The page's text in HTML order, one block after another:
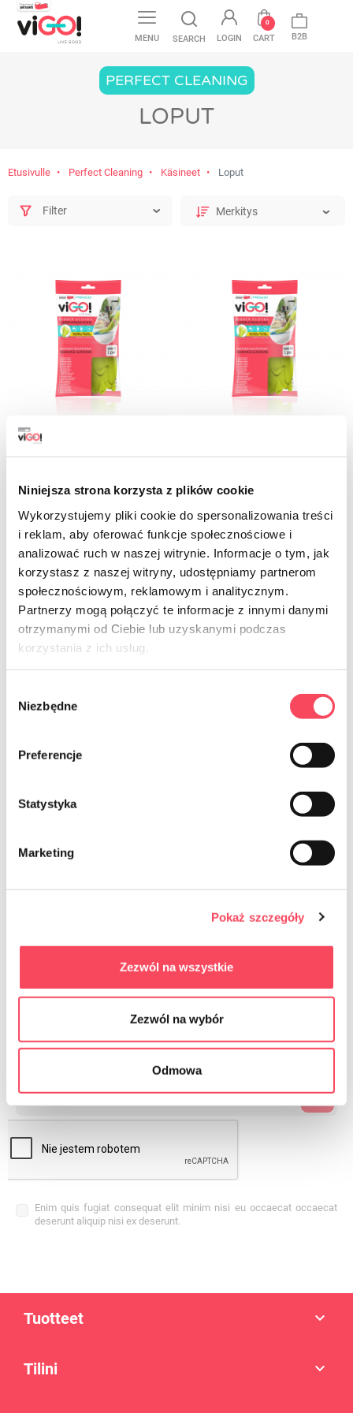
Niniejsza strona korzysta z plików cookie
Wykorzystujemy pliki cookie do spersonalizowania treści
i reklam, aby oferować funkcje społecznościowe i
analizować ruch w naszej witrynie. Informacje o tym, jak
korzystasz z naszej witryny, udostępniamy partnerom
społecznościowym, reklamowym i analitycznym.
Partnerzy mogą połączyć te informacje z innymi danymi
otrzymanymi od Ciebie lub uzyskanymi podczas
korzystania z ich usług.
zgody
Niezbędne
Preferencje
Statystyka
Marketing
Pokaż szczegóły
Zezwól na wszystkie
Zezwól na wybór
Odmowa
MENU SEARCH LOGIN CART
0
B2B
PERFECT CLEANING
LOPUT
Etusivulle Perfect Cleaning Käsineet Loput
Filter
7756006
6,49 PLNbrutto
+
6,49 PLNbrutto
- +
viGO! Premium L -kumihanskat
Sign up for the newsletter
Enim quis fugiat consequat elit minim nisi eu occaecat occaecat
deserunt aliquip nisi ex deserunt.
Tuotteet 
Tilini 